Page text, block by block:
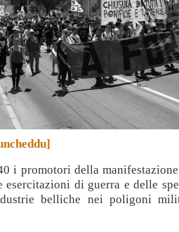
i promotori della
esercitazioni di guerra e delle
belliche nei poligoni